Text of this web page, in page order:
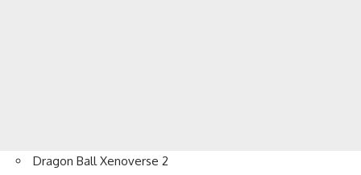
Dragon Ball Xenoverse 2